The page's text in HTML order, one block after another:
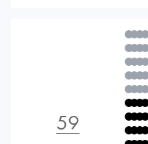
59